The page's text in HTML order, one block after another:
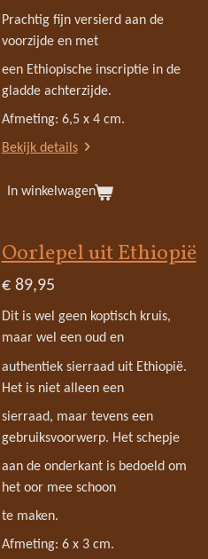
Prachtig fijn versierd aan de
voorzijde en met
een Ethiopische inscriptie in de
gladde achterzijde.
Afmeting: 6,5 x 4 cm.
Bekijk details
In winkelwagen
Oorlepel uit Ethiopië
€ 89,95
Dit is wel geen koptisch kruis,
maar wel een oud en
authentiek sierraad uit Ethiopië.
Het is niet alleen een
sierraad, maar tevens een
gebruiksvoorwerp. Het schepje
aan de onderkant is bedoeld om
het oor mee schoon
te maken.
Afmeting: 6 x 3 cm.